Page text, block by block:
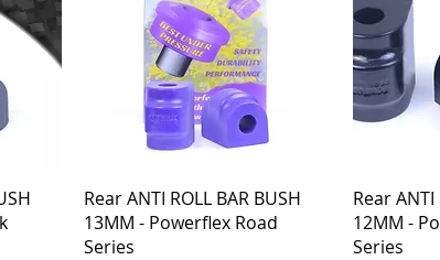
Greita peržiūra
Rear ANTI ROLL BAR BUSH
13MM - Powerflex Road
Series
Rear ANTI
12MM -
Series